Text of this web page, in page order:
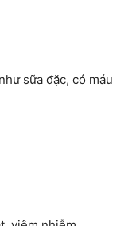
sữa đặc, có máu